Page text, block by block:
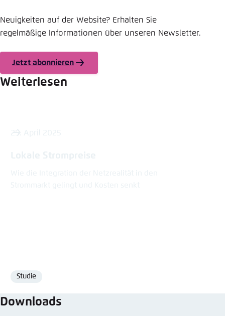
Neuigkeiten auf der Website? Erhalten Sie
regelmäßige Informationen über unseren Newsletter.
Jetzt abonnieren
Weiterlesen
Format
Studie
Downloads